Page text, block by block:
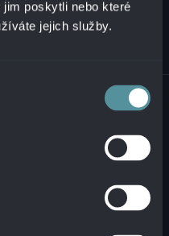
poskytli nebo které
jejich služby.
NAHLÁŠENÍ